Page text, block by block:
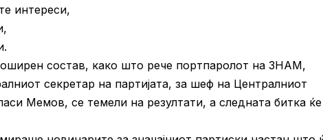
интереси,
состав, како што рече портпаролот на ЗНАМ,
секретар на партијата, за шеф на Централниот
Мемов, се темели на резултати, а следната битка